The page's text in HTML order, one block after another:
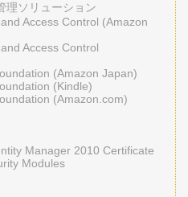
理ソリューション
Access Control (Amazon
Access Control
(Amazon Japan)
(Kindle)
(Amazon.com)
Manager 2010 Certificate
Modules